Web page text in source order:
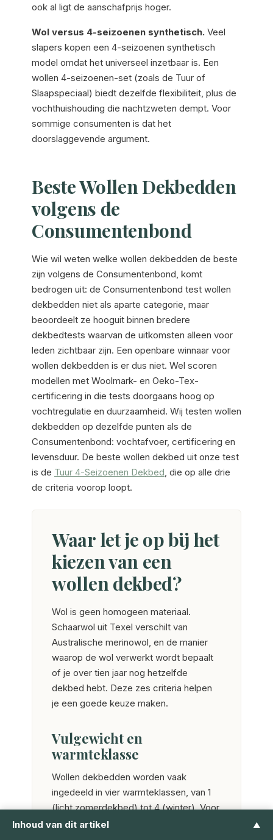
ook al ligt de aanschafprijs hoger.
Wol versus 4-seizoenen synthetisch. Veel
slapers kopen een 4-seizoenen synthetisch
model omdat het universeel inzetbaar is. Een
wollen 4-seizoenen-set (zoals de Tuur of
Slaapspeciaal) biedt dezelfde flexibiliteit, plus de
vochthuishouding die nachtzweten dempt. Voor
sommige consumenten is dat het
doorslaggevende argument.
Beste Wollen Dekbedden
volgens de
Consumentenbond
Wie wil weten welke wollen dekbedden de beste
zijn volgens de Consumentenbond, komt
bedrogen uit: de Consumentenbond test wollen
dekbedden niet als aparte categorie, maar
beoordeelt ze hooguit binnen bredere
dekbedtests waarvan de uitkomsten alleen voor
leden zichtbaar zijn. Een openbare winnaar voor
wollen dekbedden is er dus niet. Wel scoren
modellen met Woolmark- en Oeko-Tex-
certificering in die tests doorgaans hoog op
vochtregulatie en duurzaamheid. Wij testen wollen
dekbedden op dezelfde punten als de
Consumentenbond: vochtafvoer, certificering en
levensduur. De beste wollen dekbed uit onze test
is de Tuur 4-Seizoenen Dekbed , die op alle drie
de criteria voorop loopt.
Waar let je op bij het
kiezen van een
wollen dekbed?
Wol is geen homogeen materiaal.
Schaarwol uit Texel verschilt van
Australische merinowol, en de manier
waarop de wol verwerkt wordt bepaalt
of je over tien jaar nog hetzelfde
dekbed hebt. Deze zes criteria helpen
je een goede keuze maken.
Vulgewicht en
warmteklasse
Wollen dekbedden worden vaak
ingedeeld in vier warmteklassen, van 1
(licht zomerdekbed) tot 4 (winter). Voor
zomer kies je 150 tot 250 g/m², voor
Inhoud van dit artikel ▲